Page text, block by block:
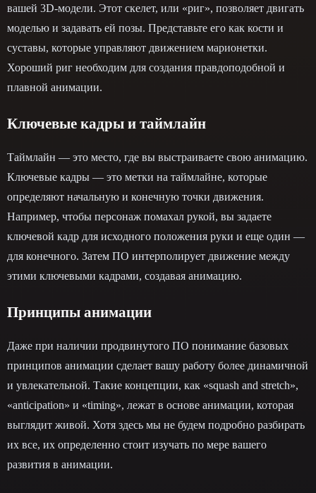
вашей 3D-модели. Этот скелет, или «риг», позволяет двигать
моделью и задавать ей позы. Представьте его как кости и
суставы, которые управляют движением марионетки.
Хороший риг необходим для создания правдоподобной и
плавной анимации.
Ключевые кадры и таймлайн
Таймлайн — это место, где вы выстраиваете свою анимацию.
Ключевые кадры — это метки на таймлайне, которые
определяют начальную и конечную точки движения.
Например, чтобы персонаж помахал рукой, вы задаете
ключевой кадр для исходного положения руки и еще один —
для конечного. Затем ПО интерполирует движение между
этими ключевыми кадрами, создавая анимацию.
Принципы анимации
Даже при наличии продвинутого ПО понимание базовых
принципов анимации сделает вашу работу более динамичной
и увлекательной. Такие концепции, как «squash and stretch»,
«anticipation» и «timing», лежат в основе анимации, которая
выглядит живой. Хотя здесь мы не будем подробно разбирать
их все, их определенно стоит изучать по мере вашего
развития в анимации.